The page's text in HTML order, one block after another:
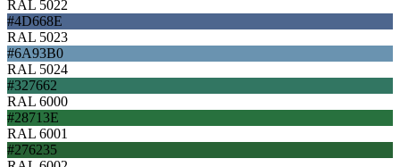
RAL 5022
#4D668E
RAL 5023
#6A93B0
RAL 5024
#327662
RAL 6000
#28713E
RAL 6001
#276235